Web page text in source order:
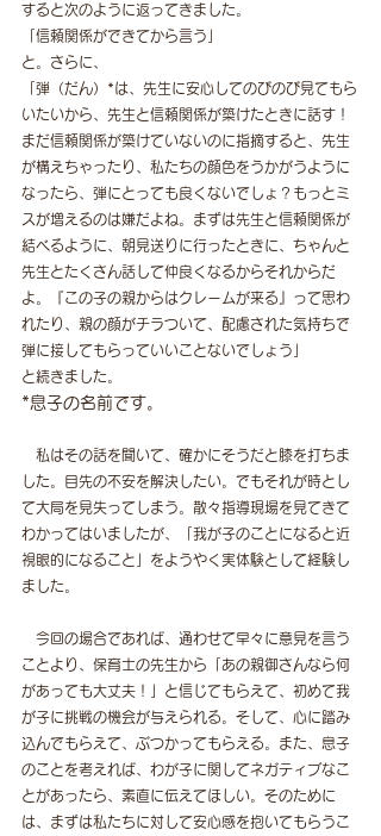
すると次のように返ってきました。
「信頼関係ができてから言う」
と。さらに、
「弾（だん）*は、先生に安心してのびのび見てもら
いたいから、先生と信頼関係が築けたときに話す！
まだ信頼関係が築けていないのに指摘すると、先生
が構えちゃったり、私たちの顔色をうかがうように
なったら、弾にとっても良くないでしょ？もっとミ
スが増えるのは嫌だよね。まずは先生と信頼関係が
結べるように、朝見送りに行ったときに、ちゃんと
先生とたくさん話して仲良くなるからそれからだ
よ。『この子の親からはクレームが来る』って思わ
れたり、親の顔がチラついて、配慮された気持ちで
弾に接してもらっていいことないでしょう」
と続きました。
*息子の名前です。
私はその話を聞いて、確かにそうだと膝を打ちま
した。目先の不安を解決したい。でもそれが時とし
て大局を見失ってしまう。散々指導現場を見てきて
わかってはいましたが、「我が子のことになると近
視眼的になること」をようやく実体験として経験し
ました。
今回の場合であれば、通わせて早々に意見を言う
ことより、保育士の先生から「あの親御さんなら何
があっても大丈夫！」と信じてもらえて、初めて我
が子に挑戦の機会が与えられる。そして、心に踏み
込んでもらえて、ぶつかってもらえる。また、息子
のことを考えれば、わが子に関してネガティブなこ
とがあったら、素直に伝えてほしい。そのために
は、まずは私たちに対して安心感を抱いてもらうこ